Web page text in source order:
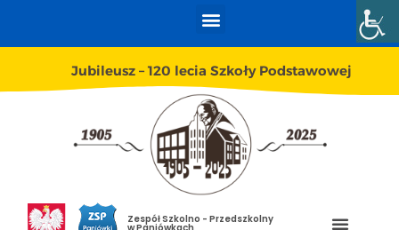
Jubileusz – 120 lecia Szkoły Podstawowej
Zespół Szkolno - Przedszkolny